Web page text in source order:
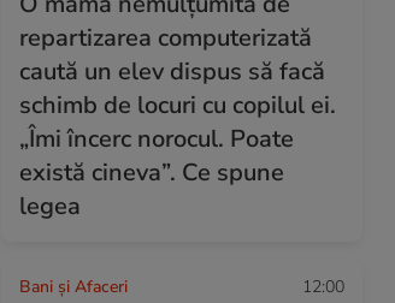
repartizarea computerizată
caută un elev dispus să facă
schimb de locuri cu copilul ei.
„Îmi încerc norocul. Poate
există cineva”. Ce spune
legea
Bani și Afaceri 12:00